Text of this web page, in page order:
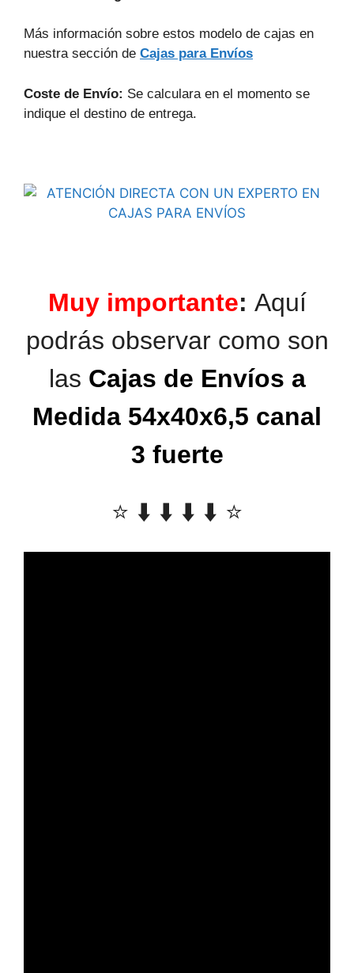
Más información sobre estos modelo de cajas en
nuestra sección de Cajas para Envíos
Coste de Envío: Se calculara en el momento se
indique el destino de entrega.
Muy importante: Aquí
podrás observar como son
las Cajas de Envíos a
Medida 54x40x6,5 canal
3 fuerte
⭐️ ⬇️ ⬇️ ⬇️ ⬇️ ⭐️